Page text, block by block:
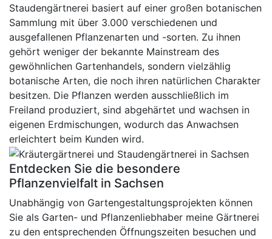
Staudengärtnerei basiert auf einer großen botanischen
Sammlung mit über 3.000 verschiedenen und
ausgefallenen Pflanzenarten und -sorten. Zu ihnen
gehört weniger der bekannte Mainstream des
gewöhnlichen Gartenhandels, sondern vielzählig
botanische Arten, die noch ihren natürlichen Charakter
besitzen. Die Pflanzen werden ausschließlich im
Freiland produziert, sind abgehärtet und wachsen in
eigenen Erdmischungen, wodurch das Anwachsen
erleichtert beim Kunden wird.
Entdecken Sie die besondere
Pflanzenvielfalt in Sachsen
Unabhängig von Gartengestaltungsprojekten können
Sie als Garten- und Pflanzenliebhaber meine Gärtnerei
zu den entsprechenden Öffnungszeiten besuchen und